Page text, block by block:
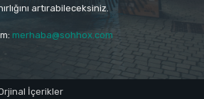
artırabileceksiniz.
merhaba@sohhox.com
İçerikler